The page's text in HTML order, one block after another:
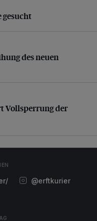
gesucht
des neuen Domizils
des neuen
der Straße
Vollsperrung der
@erftkurier